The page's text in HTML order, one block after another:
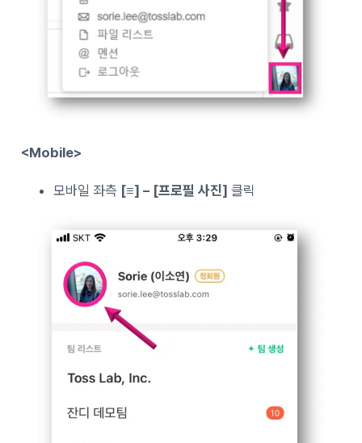
<Mobile>
모바일 좌측 [≡] – [프로필 사진]클릭